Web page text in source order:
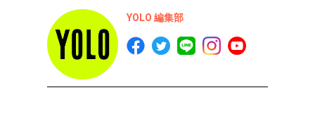
YOLO 編集部